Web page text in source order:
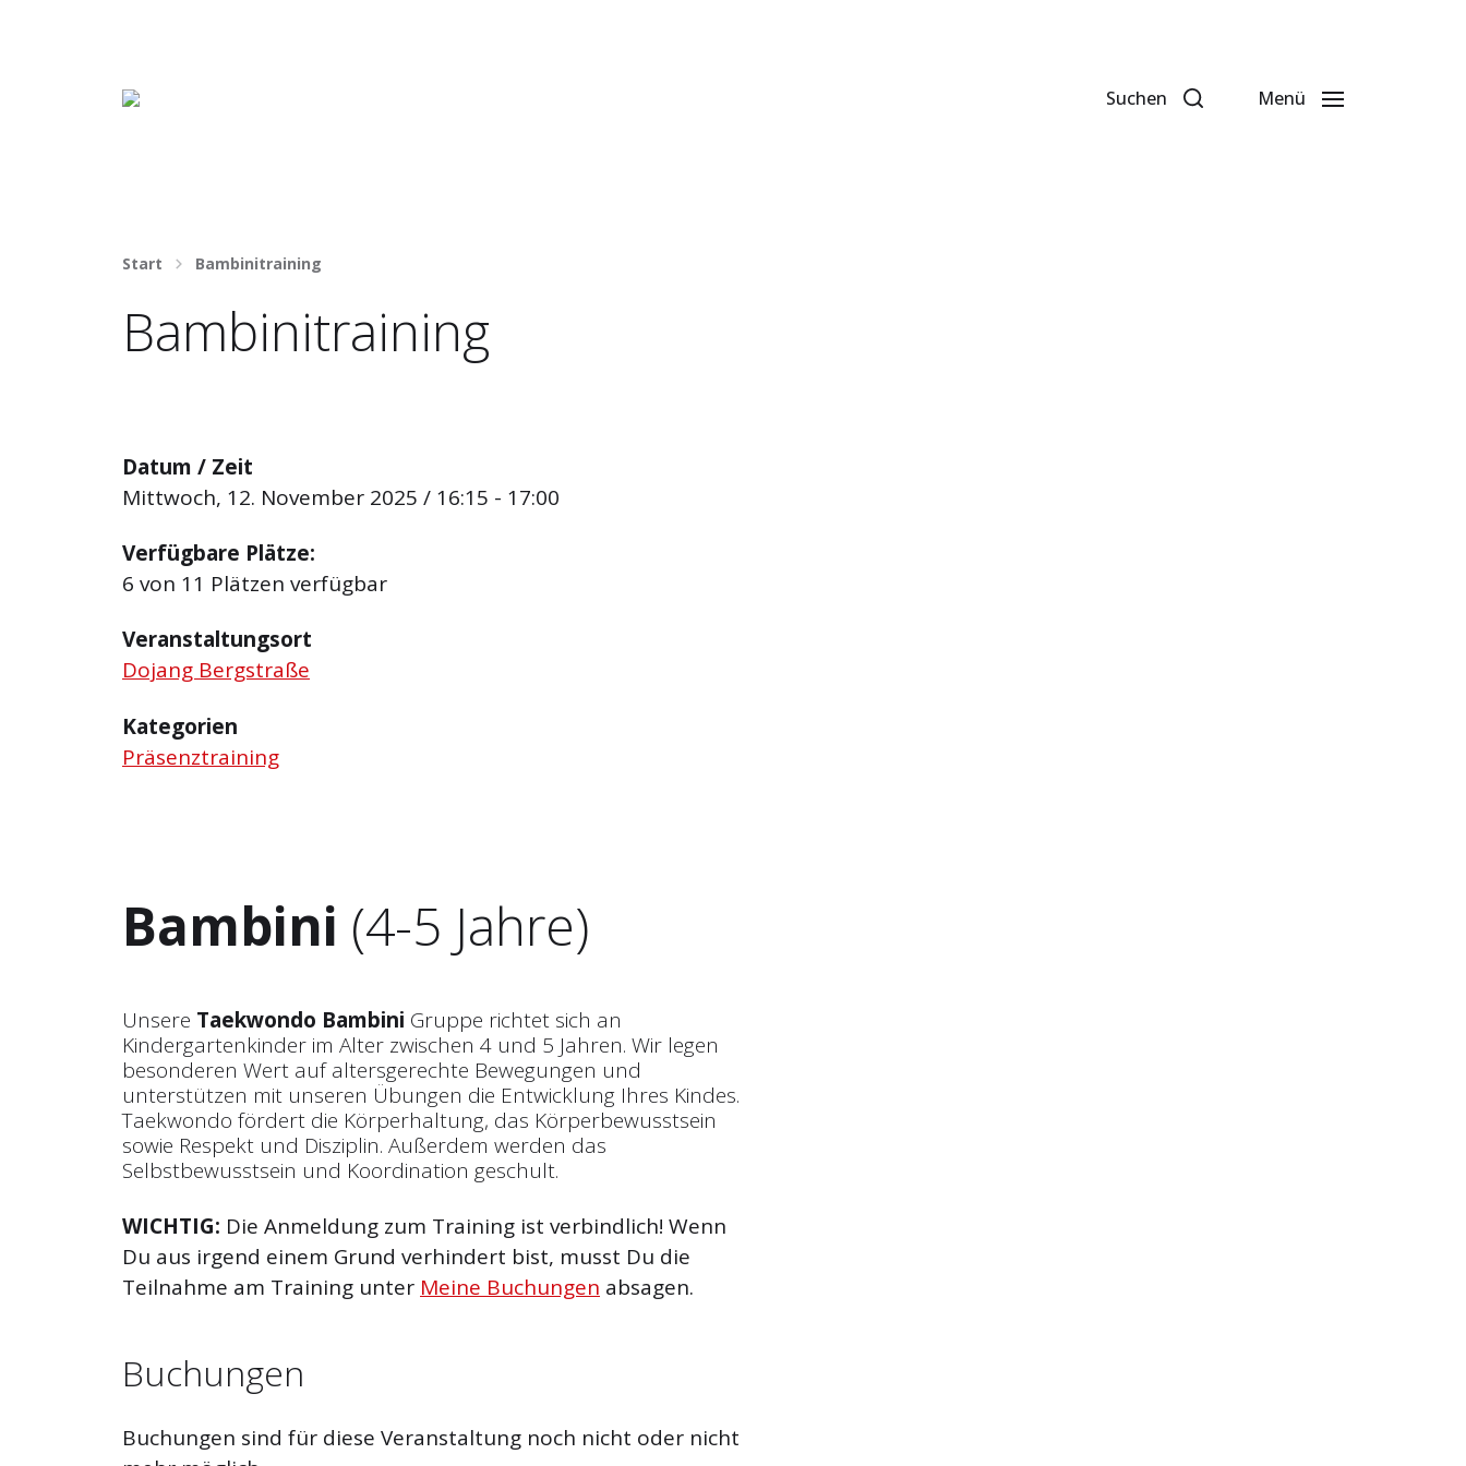
Häng nicht rum. Mach was draus! Suchen Menü
Start Bambinitraining
Bambinitraining
Datum / Zeit
Mittwoch, 12. November 2025 / 16:15 - 17:00
Verfügbare Plätze:
6 von 11 Plätzen verfügbar
Veranstaltungsort
Dojang Bergstraße
Kategorien
Präsenztraining
Bambini (4-5 Jahre)
Unsere Taekwondo Bambini Gruppe richtet sich an
Kindergartenkinder im Alter zwischen 4 und 5 Jahren. Wir legen
besonderen Wert auf altersgerechte Bewegungen und
unterstützen mit unseren Übungen die Entwicklung Ihres Kindes.
Taekwondo fördert die Körperhaltung, das Körperbewusstsein
sowie Respekt und Disziplin. Außerdem werden das
Selbstbewusstsein und Koordination geschult.
WICHTIG: Die Anmeldung zum Training ist verbindlich! Wenn
Du aus irgend einem Grund verhindert bist, musst Du die
Teilnahme am Training unter Meine Buchungen absagen.
Buchungen
Buchungen sind für diese Veranstaltung noch nicht oder nicht